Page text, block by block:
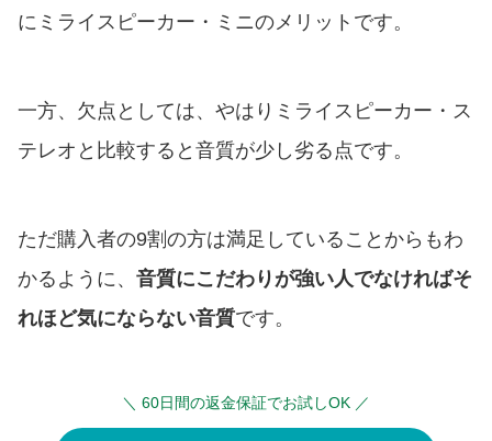
にミライスピーカー・ミニのメリットです。
一方、欠点としては、やはりミライスピーカー・ス
テレオと比較すると音質が少し劣る点です。
ただ購入者の9割の方は満足していることからもわ
かるように、 音質にこだわりが強い人でなければそ
れほど気にならない音質です。
＼ 60日間の返金保証でお試しOK ／